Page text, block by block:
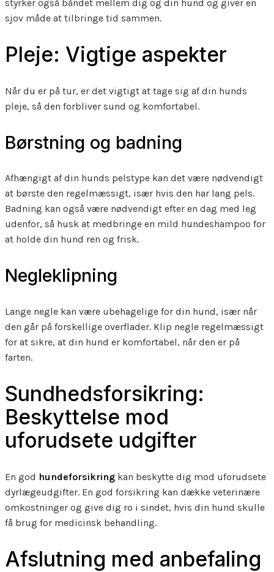
styrker også båndet mellem dig og din hund og giver en
sjov måde at tilbringe tid sammen.
Pleje: Vigtige aspekter
Når du er på tur, er det vigtigt at tage sig af din hunds
pleje, så den forbliver sund og komfortabel.
Børstning og badning
Afhængigt af din hunds pelstype kan det være nødvendigt
at børste den regelmæssigt, især hvis den har lang pels.
Badning kan også være nødvendigt efter en dag med leg
udenfor, så husk at medbringe en mild hundeshampoo for
at holde din hund ren og frisk.
Negleklipning
Lange negle kan være ubehagelige for din hund, især når
den går på forskellige overflader. Klip negle regelmæssigt
for at sikre, at din hund er komfortabel, når den er på
farten.
Sundhedsforsikring:
Beskyttelse mod
uforudsete udgifter
En god hundeforsikring kan beskytte dig mod uforudsete
dyrlægeudgifter. En god forsikring kan dække veterinære
omkostninger og give dig ro i sindet, hvis din hund skulle
få brug for medicinsk behandling.
Afslutning med anbefaling